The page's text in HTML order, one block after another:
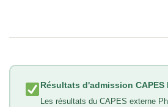
Résultats d'admission
Les résultats du CAPES externe